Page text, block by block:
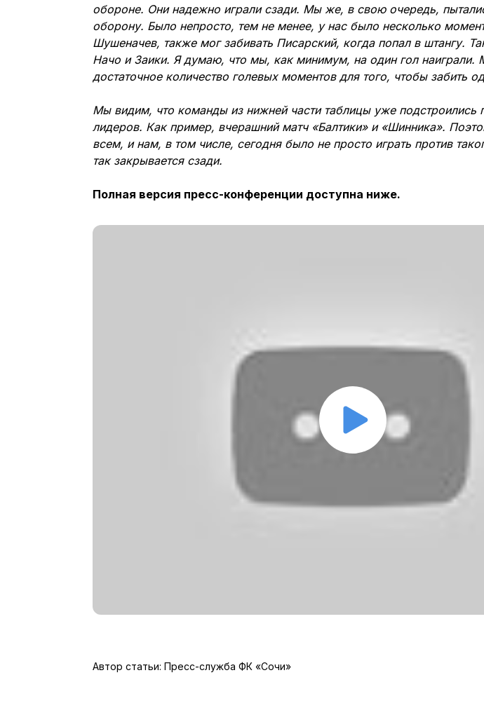
обороне. Они надежно играли сзади. Мы же, в свою очередь,
оборону. Было непросто, тем не менее, у нас было несколько
Шушеначев, также мог забивать Писарский, когда попал в штангу.
Начо и Заики. Я думаю, что мы, как минимум, на один гол наиграли.
достаточное количество голевых моментов для того, чтобы забить
Мы видим, что команды из нижней части таблицы уже подстроились
лидеров. Как пример, вчерашний матч «Балтики» и «Шинника».
всем, и нам, в том числе, сегодня было не просто играть против
так закрывается сзади.
Полная версия пресс-конференции доступна ниже.
Автор статьи: Пресс-служба ФК «Сочи»